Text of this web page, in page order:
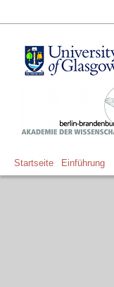
Startseite Einführung